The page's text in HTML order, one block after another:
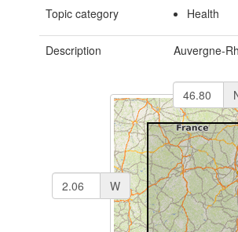
Topic category
Health
Description Auvergne-
W